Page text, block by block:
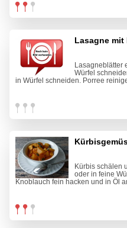
Lasagne mit
Lasagneblätter
Würfel
in Würfel schneiden. Porree
Kürbis schälen
oder in feine
Knoblauch fein hacken und in Öl